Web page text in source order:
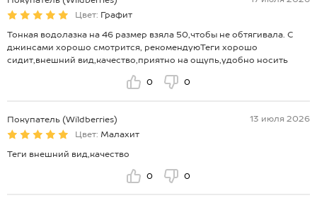
Цвет: Графит
Тонкая водолазка на 46 размер взяла 50,чтобы не обтягивала. С
джинсами хорошо смотрится, рекомендуюТеги хорошо
сидит,внешний вид,качество,приятно на ощупь,удобно носить
0 0
Покупатель (Wildberries)
13 июля 2026
Цвет: Малахит
Теги внешний вид,качество
0 0